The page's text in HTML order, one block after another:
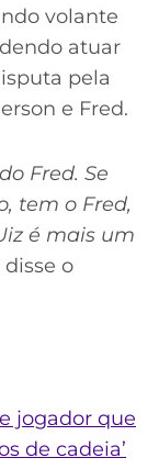
volante
atuar
pela
e Fred.
Fred. Se
tem o Fred,
é mais um
disse o
jogador que
de cadeia’